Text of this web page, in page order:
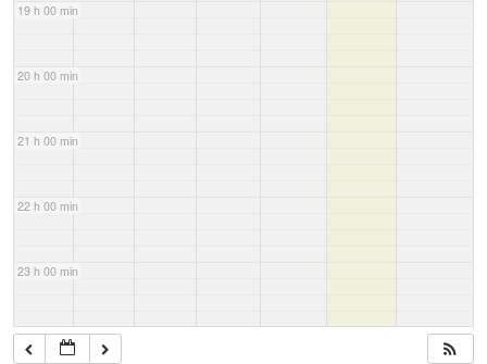
19 h 00 min
20 h 00 min
21 h 00 min
22 h 00 min
23 h 00 min